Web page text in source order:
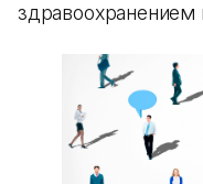
здравоохранением